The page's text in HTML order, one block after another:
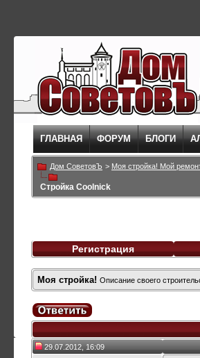
ГЛАВНАЯ ФОРУМ БЛОГИ
Дом СоветовЪ > Моя стройка! Мой
Стройка Coolnick
Регистрация
Моя стройка! Описание своего
29.07.2012, 16:09